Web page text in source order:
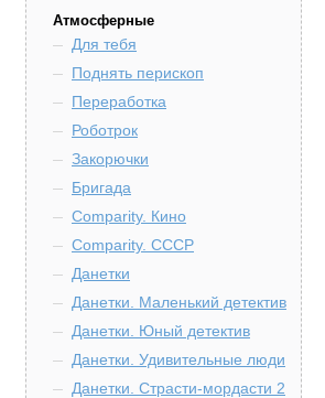
Атмосферные
Для тебя
Поднять перископ
Переработка
Роботрок
Закорючки
Бригада
Comparity. Кино
Comparity. СССР
Данетки
Данетки. Маленький детектив
Данетки. Юный детектив
Данетки. Удивительные люди
Данетки. Страсти-мордасти 2